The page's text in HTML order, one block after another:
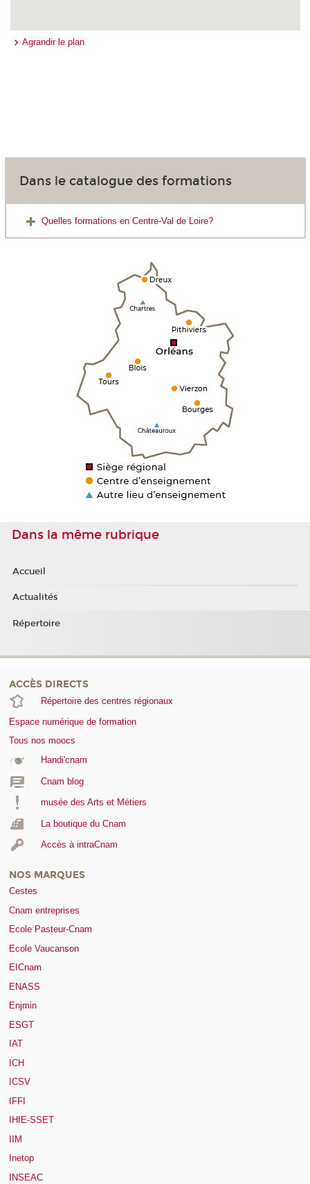
Agrandir le plan
Dans le catalogue des formations
Quelles formations en Centre-Val de Loire?
Dans la même rubrique
Accueil
Actualités
Répertoire
ACCÈS DIRECTS
Répertoire des centres régionaux
Espace numérique de formation
Tous nos moocs
Handi'cnam
Cnam blog
musée des Arts et Métiers
La boutique du Cnam
Accès à intraCnam
NOS MARQUES
Cestes
Cnam entreprises
Ecole Pasteur-Cnam
Ecole Vaucanson
EICnam
ENASS
Enjmin
ESGT
IAT
ICH
ICSV
IFFI
IHIE-SSET
IIM
Inetop
INSEAC